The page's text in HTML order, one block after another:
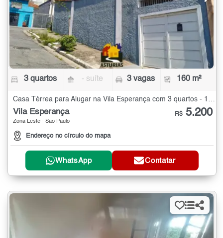
3 quartos - suíte 3 vagas 160 m²
Vila Esperança
Zona Leste - São Paulo
Endereço no círculo do mapa
R$ 5.200
WhatsApp Contatar